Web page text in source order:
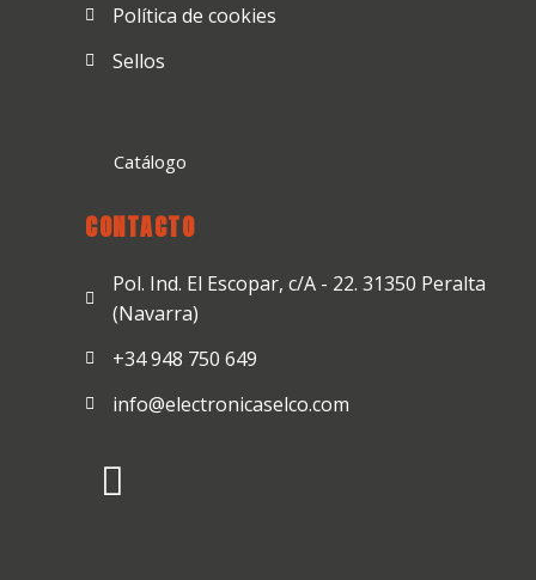
Política de cookies
Sellos
Catálogo
CONTACTO
Pol. Ind. El Escopar, c/A - 22. 31350 Peralta
(Navarra)
+34 948 750 649
info@electronicaselco.com